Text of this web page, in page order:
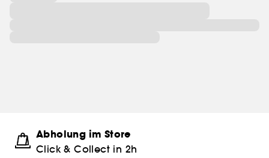
Abholung im Store
Click & Collect in 2h